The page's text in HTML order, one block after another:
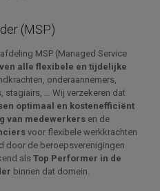
(MSP)
MSP (Managed Service
alle flexibele en tijdelijke
onderaannemers,
stagiairs, … Wij verzekeren dat
optimaal en kostenefficiënt
van medewerkersen de
voor flexibele werkkrachten
door de beroepsverenigingen
als Top Performer in de
binnen dat domein.